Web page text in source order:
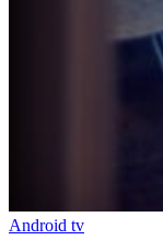
Android tv